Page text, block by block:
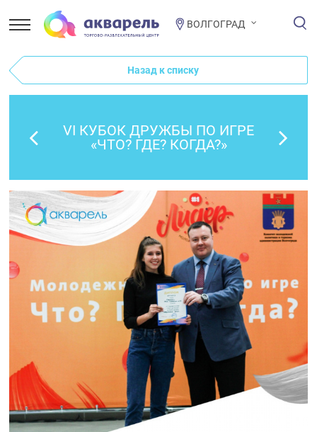
ВОЛГОГРАД
Назад к списку
VI КУБОК ДРУЖБЫ ПО ИГРЕ
«ЧТО? ГДЕ? КОГДА?»